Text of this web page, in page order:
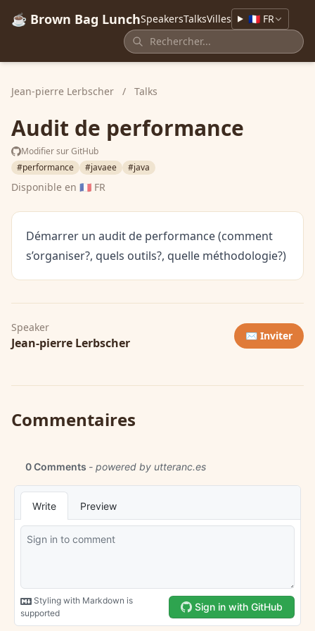
☕ Brown Bag LunchSpeakersTalksVilles 🇫🇷 FR
Jean-pierre Lerbscher / Talks
Audit de performance
Modifier sur GitHub
#performance
#javaee #java
Disponible en 🇫🇷 FR
Démarrer un audit de performance (comment
s’organiser?, quels outils?, quelle méthodologie?)
Speaker
Jean-pierre Lerbscher ✉️ Inviter
Commentaires